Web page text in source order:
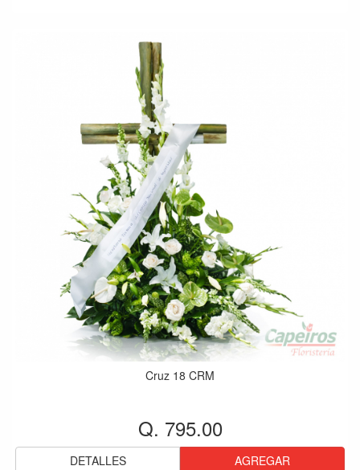
Cruz 18 CRM
Q. 795.00
DETALLES AGREGAR